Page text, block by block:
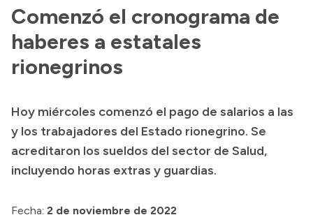
Historia
Normativa
Presupuesto
Boletín Oficial
Compras y licitaciones
Consulta de pago a proveedores
Comenzó el cronograma de
haberes a estatales
rionegrinos
Hoy miércoles comenzó el pago de salarios a las
y los trabajadores del Estado rionegrino. Se
acreditaron los sueldos del sector de Salud,
incluyendo horas extras y guardias.
Fecha: 2 de noviembre de 2022